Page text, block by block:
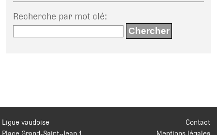
Recherche par mot clé:
Contact
Ligue vaudoise